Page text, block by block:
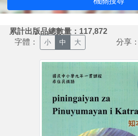
累計出版品總數量：117,872
字體： 小 中 大 分享：